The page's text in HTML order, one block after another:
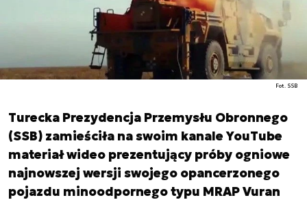
Fot. SSB
Turecka Prezydencja Przemysłu Obronnego
(SSB) zamieściła na swoim kanale YouTube
materiał wideo prezentujący próby ogniowe
najnowszej wersji swojego opancerzonego
pojazdu minoodpornego typu MRAP Vuran